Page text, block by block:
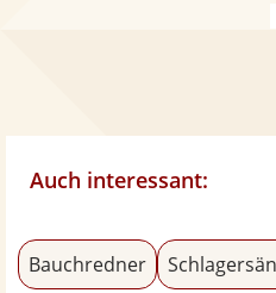
Auch interessant:
Bauchredner